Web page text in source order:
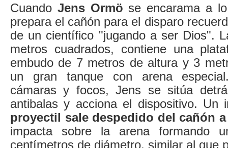
Cuando Jens Ormö se encarama a
prepara el cañón para el disparo
de un científico "jugando a ser Dios".
metros cuadrados, contiene una
embudo de 7 metros de altura y 3
un gran tanque con arena
cámaras y focos, Jens se sitúa
antibalas y acciona el dispositivo. Un
proyectil sale despedido del cañón
impacta sobre la arena formando
centímetros de diámetro, similar al que